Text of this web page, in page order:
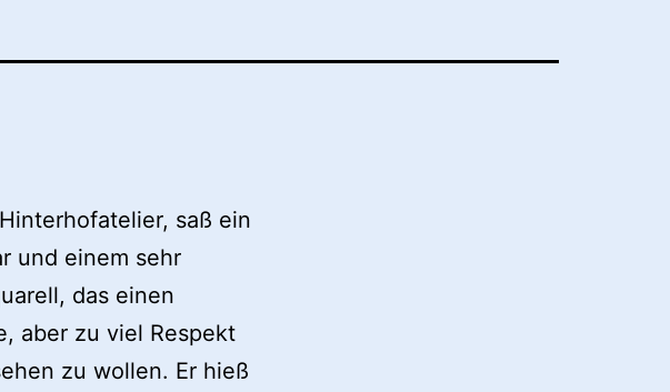
saß ein
und einem sehr
das einen
aber zu viel Respekt
zu wollen. Er hieß